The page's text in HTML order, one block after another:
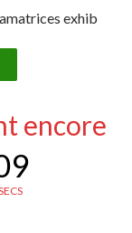
exhib
encore